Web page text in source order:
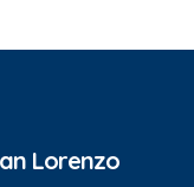
Lorenzo